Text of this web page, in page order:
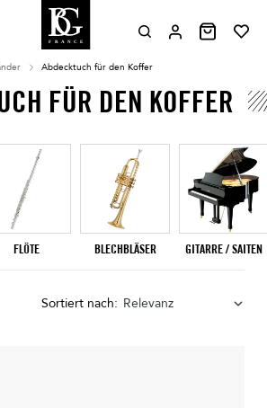
Abdecktuch für den Koffer
FÜR DEN KOFFER
FLÖTE BLECHBLÄSER GITARRE / SAITEN
Sortiert nach: Relevanz